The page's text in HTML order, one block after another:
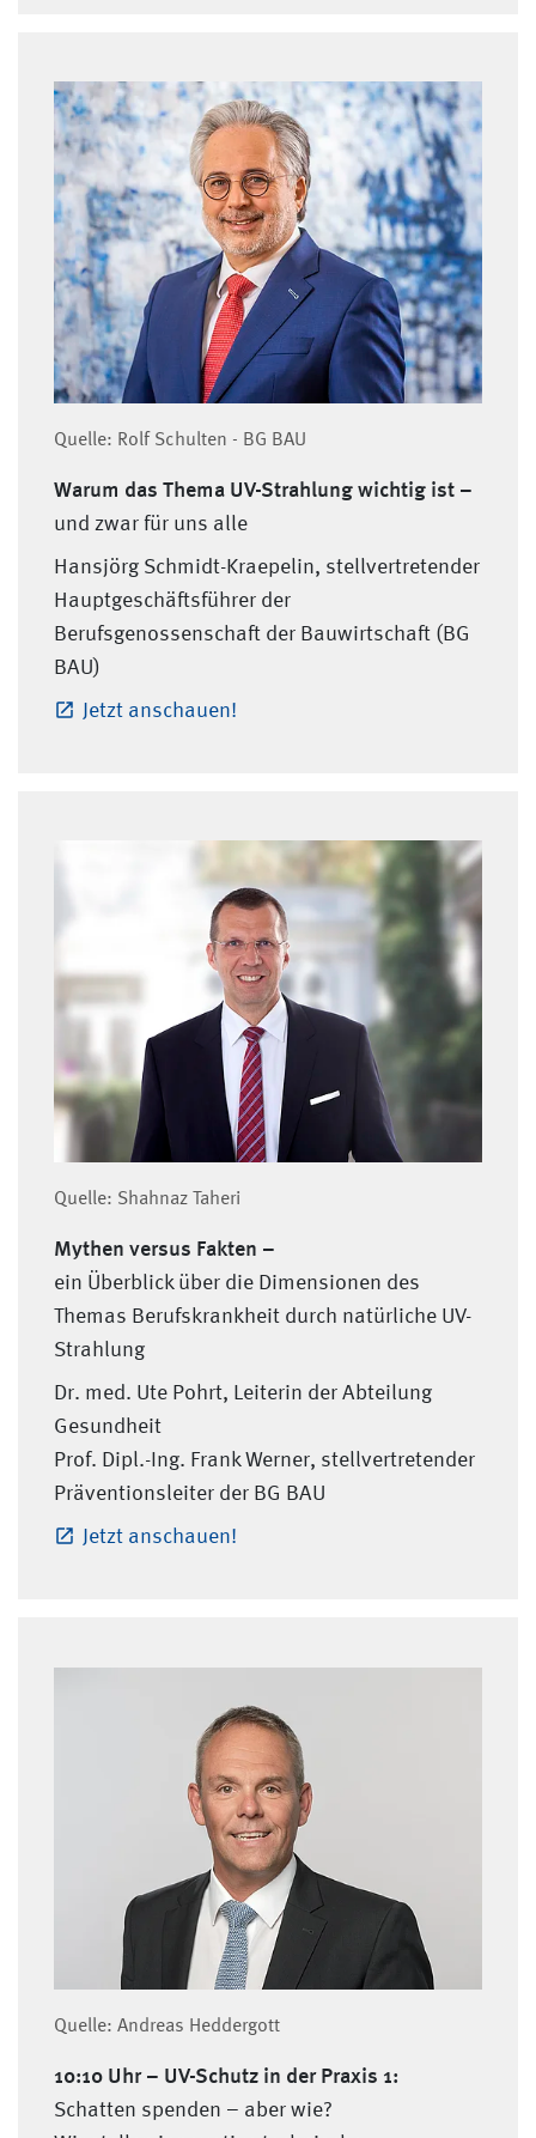
Quelle: Rolf Schulten - BG BAU
Warum das Thema UV-Strahlung wichtig ist –
und zwar für uns alle
Hansjörg Schmidt-Kraepelin, stellvertretender
Hauptgeschäftsführer der
Berufsgenossenschaft der Bauwirtschaft (BG
BAU)
Jetzt anschauen!
Quelle: Shahnaz Taheri
Mythen versus Fakten –
ein Überblick über die Dimensionen des
Themas Berufskrankheit durch natürliche UV-
Strahlung
Dr. med. Ute Pohrt, Leiterin der Abteilung
Gesundheit
Prof. Dipl.-Ing. Frank Werner, stellvertretender
Präventionsleiter der BG BAU
Jetzt anschauen!
Quelle: Andreas Heddergott
10:10 Uhr – UV-Schutz in der Praxis 1:
Schatten spenden – aber wie?